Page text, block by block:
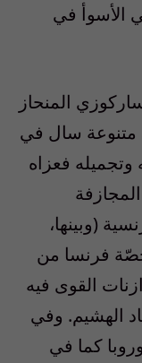
الأسوأ في
المنحاز
متنوعة سال في
فعزاه
(وبينها،
حصّة فرنسا من
القوى فيه
الهشيم. وفي
كما في